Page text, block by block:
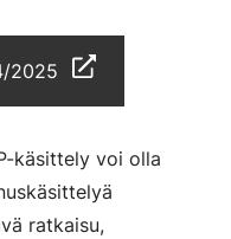
2025
käsittely voi olla
ratkaisu,